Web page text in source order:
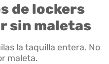
de lockers
sin maletas
la taquilla entera. No
maleta.